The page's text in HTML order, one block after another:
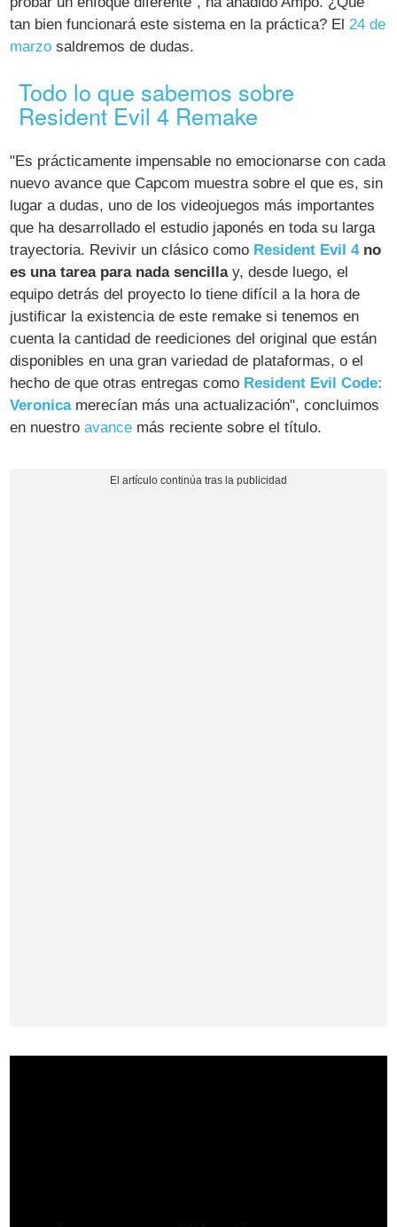
tan bien funcionará este sistema en la práctica? El24 de
marzo saldremos de dudas.
Todo lo que sabemos sobre
Resident Evil 4 Remake
"Es prácticamente impensable no emocionarse con cada
nuevo avance que Capcom muestra sobre el que es, sin
lugar a dudas, uno de los videojuegos más importantes
que ha desarrollado el estudio japonés en toda su larga
trayectoria. Revivir un clásico como Resident Evil 4 no
es una tarea para nada sencillay, desde luego, el
equipo detrás del proyecto lo tiene difícil a la hora de
justificar la existencia de este remake si tenemos en
cuenta la cantidad de reediciones del original que están
disponibles en una gran variedad de plataformas, o el
hecho de que otras entregas como Resident Evil Code:
Veronicamerecían más una actualización", concluimos
en nuestroavance más reciente sobre el título.